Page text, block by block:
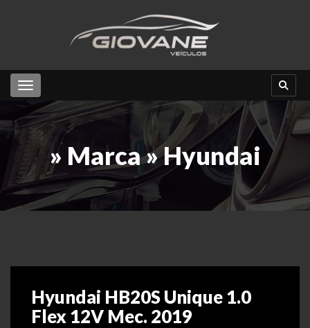
Toggle navigation
» Marca » Hyundai
Hyundai HB20S Unique 1.0
Flex 12V Mec. 2019